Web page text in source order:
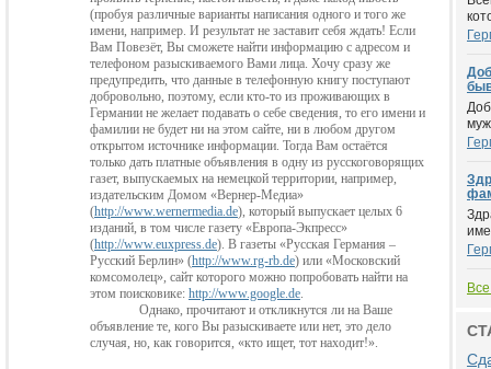
(пробуя различные варианты написания одного и того же
имени, например. И результат не заставит себя ждать! Если
Вам Повезёт, Вы сможете найти информацию с адресом и
телефоном разыскиваемого Вами лица. Хочу сразу же
предупредить, что данные в телефонную книгу поступают
добровольно, поэтому, если кто-то из проживающих в
Германии не желает подавать о себе сведения, то его имени и
фамилии не будет ни на этом сайте, ни в любом другом
открытом источнике информации. Тогда Вам остаётся
только дать платные объявления в одну из русскоговорящих
газет, выпускаемых на немецкой территории, например,
издательским Домом «Вернер-Медиа»
(http://www.wernermedia.de), который выпускает целых 6
изданий, в том числе газету «Eвропа-Экпресс»
(http://www.euxpress.de). В газеты «Русская Германия –
Русский Берлин» (http://www.rg-rb.de) или «Московский
комсомолец», сайт которого можно попробовать найти на
этом поисковике: http://www.google.de.
Однако, прочитают и откликнутся ли на Ваше
объявление те, кого Вы разыскиваете или нет, это дело
случая, но, как говорится, «кто ищет, тот находит!».